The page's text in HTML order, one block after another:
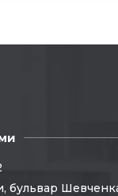
бульвар